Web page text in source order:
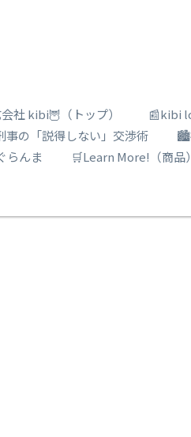
社 kibi🦉（トップ）
📰kibi
事の「説得しない」交渉術
🏙️
らんま
🛒Learn More!（商品